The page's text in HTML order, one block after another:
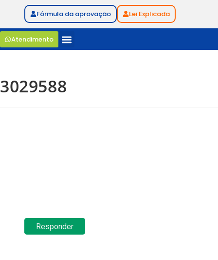
Fórmula da aprovação Lei Explicada
Atendimento
3029588
Responder